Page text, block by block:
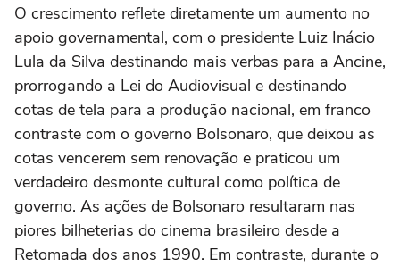
O crescimento reflete diretamente um aumento no
apoio governamental, com o presidente Luiz Inácio
Lula da Silva destinando mais verbas para a Ancine,
prorrogando a Lei do Audiovisual e destinando
cotas de tela para a produção nacional, em franco
contraste com o governo Bolsonaro, que deixou as
cotas vencerem sem renovação e praticou um
verdadeiro desmonte cultural como política de
governo. As ações de Bolsonaro resultaram nas
piores bilheterias do cinema brasileiro desde a
Retomada dos anos 1990. Em contraste, durante o